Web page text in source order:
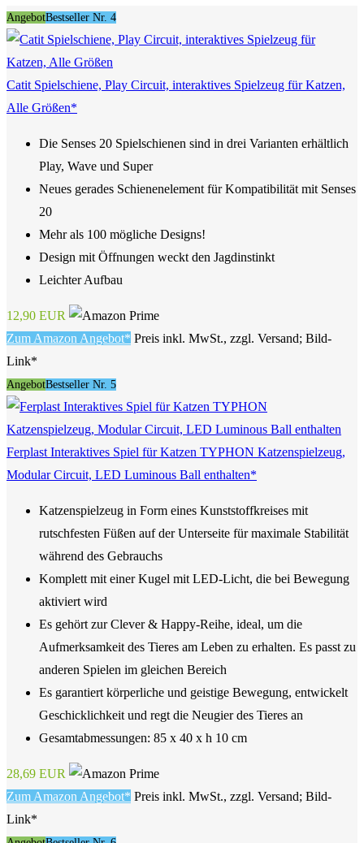
AngebotBestseller Nr. 4
Catit Spielschiene, Play Circuit, interaktives Spielzeug für Katzen,
Alle Größen*
Die Senses 20 Spielschienen sind in drei Varianten erhältlich
Play, Wave und Super
Neues gerades Schienenelement für Kompatibilität mit Senses
20
Mehr als 100 mögliche Designs!
Design mit Öffnungen weckt den Jagdinstinkt
Leichter Aufbau
12,90 EUR
Zum Amazon Angebot* Preis inkl. MwSt., zzgl. Versand; Bild-
Link*
AngebotBestseller Nr. 5
Ferplast Interaktives Spiel für Katzen TYPHON Katzenspielzeug,
Modular Circuit, LED Luminous Ball enthalten*
Katzenspielzeug in Form eines Kunststoffkreises mit
rutschfesten Füßen auf der Unterseite für maximale Stabilität
während des Gebrauchs
Komplett mit einer Kugel mit LED-Licht, die bei Bewegung
aktiviert wird
Es gehört zur Clever & Happy-Reihe, ideal, um die
Aufmerksamkeit des Tieres am Leben zu erhalten. Es passt zu
anderen Spielen im gleichen Bereich
Es garantiert körperliche und geistige Bewegung, entwickelt
Geschicklichkeit und regt die Neugier des Tieres an
Gesamtabmessungen: 85 x 40 x h 10 cm
28,69 EUR
Zum Amazon Angebot* Preis inkl. MwSt., zzgl. Versand; Bild-
Link*